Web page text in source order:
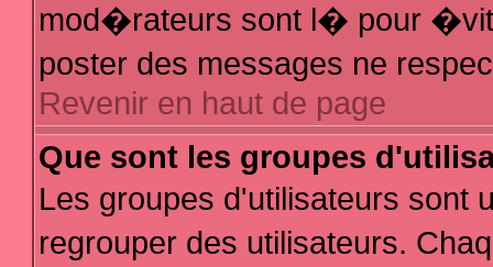
mod�rateurs sont l� pour
poster des messages ne
Revenir en haut de page
Que sont les groupes
Les groupes d'utilisateurs sont
regrouper des utilisateurs.